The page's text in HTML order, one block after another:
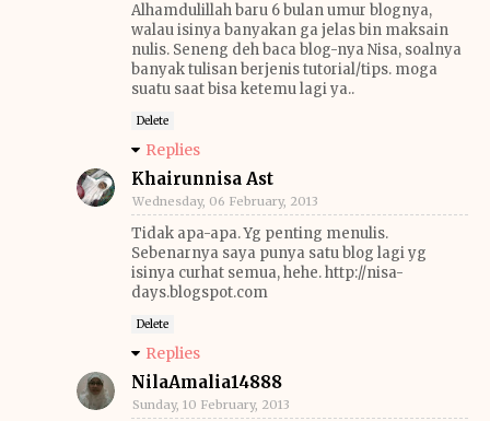
Alhamdulillah baru 6 bulan umur blognya,
walau isinya banyakan ga jelas bin maksain
nulis. Seneng deh baca blog-nya Nisa, soalnya
banyak tulisan berjenis tutorial/tips. moga
suatu saat bisa ketemu lagi ya..
Delete
Replies
Khairunnisa Ast
Wednesday, 06 February, 2013
Tidak apa-apa. Yg penting menulis.
Sebenarnya saya punya satu blog lagi yg
isinya curhat semua, hehe. http://nisa-
days.blogspot.com
Delete
Replies
NilaAmalia14888
Sunday, 10 February, 2013